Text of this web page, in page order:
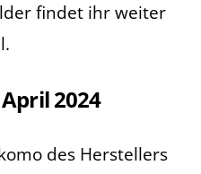
findet ihr weiter
2024
des Herstellers